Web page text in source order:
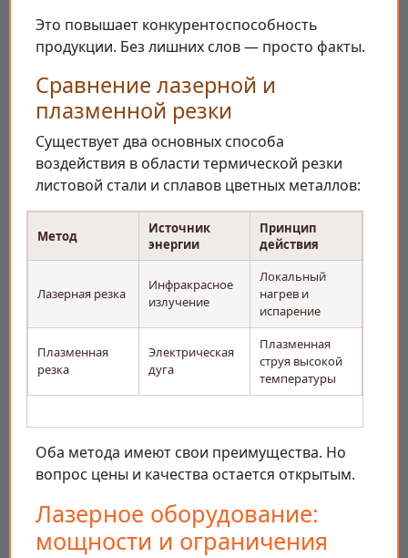
Это повышает конкурентоспособность
продукции. Без лишних слов — просто факты.
Сравнение лазерной и
плазменной резки
Существует два основных способа
воздействия в области термической резки
листовой стали и сплавов цветных металлов:
Метод
Источник
энергии
Принцип
действия
Лазерная резка
Инфракрасное
излучение
Локальный
нагрев и
испарение
Плазменная
резка
Электрическая
дуга
Плазменная
струя высокой
температуры
Оба метода имеют свои преимущества. Но
вопрос цены и качества остается открытым.
Лазерное оборудование:
мощности и ограничения